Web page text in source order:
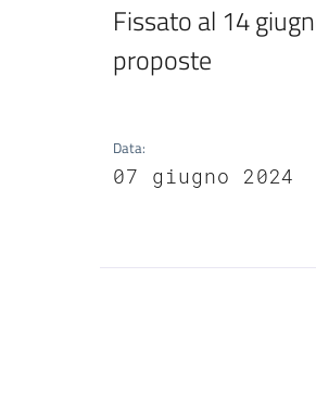
Fissato al 14
proposte
Data:
07 giugno 2024